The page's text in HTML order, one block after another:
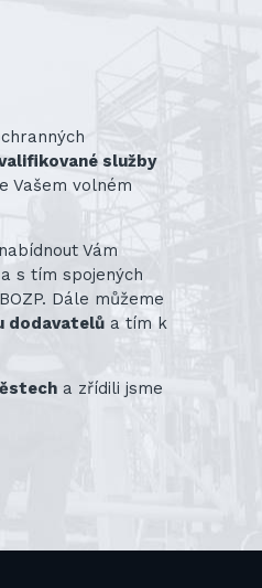
služby
Vašem volném
Vám
s tím spojených
Dále můžeme
dodavatelů a tím k
a zřídili jsme